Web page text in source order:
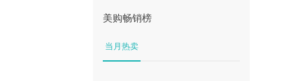
美购畅销榜
当月热卖